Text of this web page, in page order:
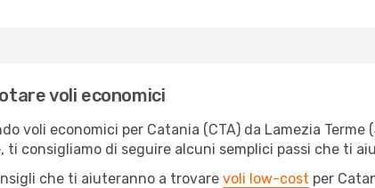
voli economici
voli economici per Catania (CTA) da Lamezia
ti consigliamo di seguire alcuni semplici passi che ti
che ti aiuteranno a trovare voli low-cost per